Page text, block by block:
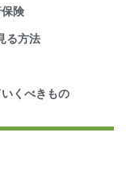
険
る方法
くべきもの